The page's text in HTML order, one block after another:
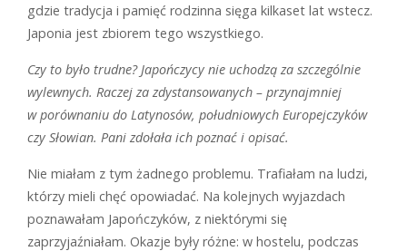
gdzie tradycja i pamięć rodzinna sięga kilkaset lat wstecz.
Japonia jest zbiorem tego wszystkiego.
Czy to było trudne? Japończycy nie uchodzą za szczególnie
wylewnych. Raczej za zdystansowanych – przynajmniej
w porównaniu do Latynosów, południowych Europejczyków
czy Słowian. Pani zdołała ich poznać i opisać.
Nie miałam z tym żadnego problemu. Trafiałam na ludzi,
którzy mieli chęć opowiadać. Na kolejnych wyjazdach
poznawałam Japończyków, z niektórymi się
zaprzyjaźniałam. Okazje były różne: w hostelu, podczas